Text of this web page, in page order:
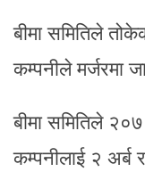
बीमा समितिले
कम्पनीले मर्जरमा
बीमा समितिले
कम्पनीलाई २ अर्ब